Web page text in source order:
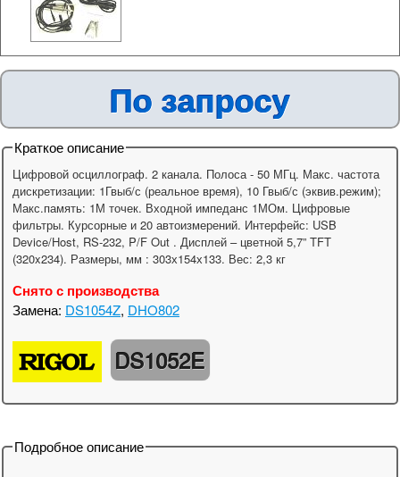
По запросу
Краткое описание
Цифровой осциллограф. 2 канала. Полоса - 50 МГц. Макс. частота
дискретизации: 1Гвыб/с (реальное время), 10 Гвыб/с (эквив.режим);
Макс.память: 1М точек. Входной импеданс 1МОм. Цифровые
фильтры. Курсорные и 20 автоизмерений. Интерфейс: USB
Device/Host, RS-232, P/F Out . Дисплей – цветной 5,7” TFT
(320x234). Размеры, мм : 303х154х133. Вес: 2,3 кг
Снято с производства
Замена: DS1054Z, DHO802
DS1052E
Подробное описание